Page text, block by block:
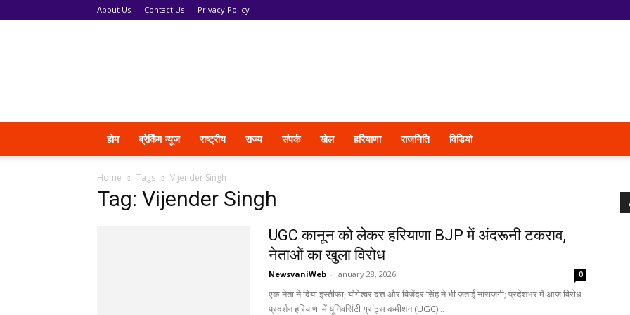
About Us Contact Us Privacy Policy
होम ब्रेकिंग न्यूज राष्ट्रीय राज्य संपर्क खेल हरियाणा राजनिति विडियो
Home Tags Vijender Singh
Tag: Vijender Singh
UGC कानून को लेकर हरियाणा BJP में अंदरूनी टकराव,
नेताओं का खुला विरोध
NewsvaniWeb - January 28, 2026 0
एक नेता ने दिया इस्तीफा, योगेश्वर दत्त और विजेंदर सिंह ने भी जताई नाराजगी; प्रदेशभर में आज विरोध
प्रदर्शन हरियाणा में यूनिवर्सिटी ग्रांट्स कमीशन (UGC)...